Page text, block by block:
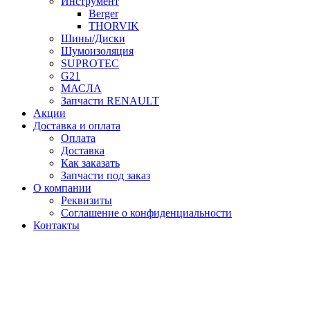
Berger
THORVIK
Шины/Диски
Шумоизоляция
SUPROTEC
G21
МАСЛА
Запчасти RENAULT
Акции
Доставка и оплата
Оплата
Доставка
Как заказать
Запчасти под заказ
О компании
Реквизиты
Соглашение о конфиденциальности
Контакты